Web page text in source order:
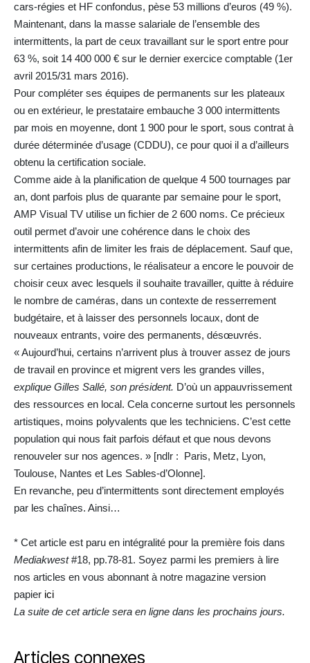
cars-régies et HF confondus, pèse 53 millions d’euros (49 %).
Maintenant, dans la masse salariale de l’ensemble des
intermittents, la part de ceux travaillant sur le sport entre pour
63 %, soit 14 400 000 € sur le dernier exercice comptable (1er
avril 2015/31 mars 2016).
Pour compléter ses équipes de permanents sur les plateaux
ou en extérieur, le prestataire embauche 3 000 intermittents
par mois en moyenne, dont 1 900 pour le sport, sous contrat à
durée déterminée d’usage (CDDU), ce pour quoi il a d’ailleurs
obtenu la certification sociale.
Comme aide à la planification de quelque 4 500 tournages par
an, dont parfois plus de quarante par semaine pour le sport,
AMP Visual TV utilise un fichier de 2 600 noms. Ce précieux
outil permet d’avoir une cohérence dans le choix des
intermittents afin de limiter les frais de déplacement. Sauf que,
sur certaines productions, le réalisateur a encore le pouvoir de
choisir ceux avec lesquels il souhaite travailler, quitte à réduire
le nombre de caméras, dans un contexte de resserrement
budgétaire, et à laisser des personnels locaux, dont de
nouveaux entrants, voire des permanents, désœuvrés.
« Aujourd’hui, certains n’arrivent plus à trouver assez de jours
de travail en province et migrent vers les grandes villes,
explique Gilles Sallé, son président. D’où un appauvrissement
des ressources en local. Cela concerne surtout les personnels
artistiques, moins polyvalents que les techniciens. C’est cette
population qui nous fait parfois défaut et que nous devons
renouveler sur nos agences. » [ndlr : Paris, Metz, Lyon,
Toulouse, Nantes et Les Sables-d’Olonne].
En revanche, peu d’intermittents sont directement employés
par les chaînes. Ainsi…
* Cet article est paru en intégralité pour la première fois dans
Mediakwest#18, pp.78-81. Soyez parmi les premiers à lire
nos articles en vous abonnant à notre magazine version
papier ici
La suite de cet article sera en ligne dans les prochains jours.
Articles connexes